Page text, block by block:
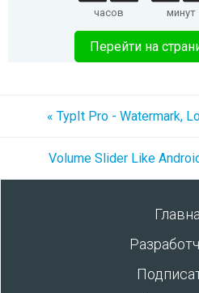
часов минут
Перейти на
« TypIt Pro - Watermark,
Volume Slider Like